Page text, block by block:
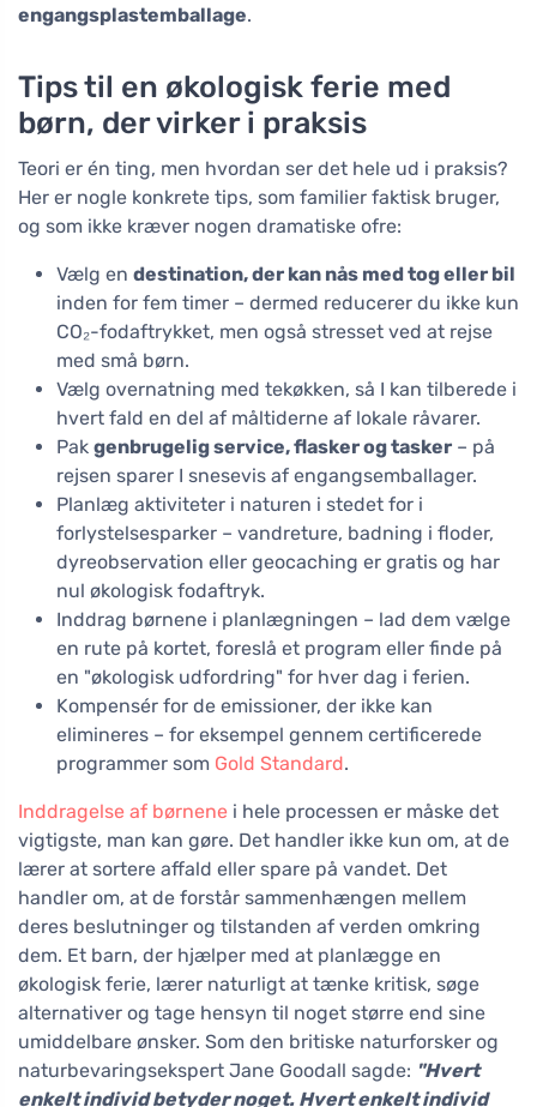
engangsplastemballage.
Tips til en økologisk ferie med
børn, der virker i praksis
Teori er én ting, men hvordan ser det hele ud i praksis?
Her er nogle konkrete tips, som familier faktisk bruger,
og som ikke kræver nogen dramatiske ofre:
Vælg en destination, der kan nås med tog eller bil
inden for fem timer – dermed reducerer du ikke kun
CO₂-fodaftrykket, men også stresset ved at rejse
med små børn.
Vælg overnatning med tekøkken, så I kan tilberede i
hvert fald en del af måltiderne af lokale råvarer.
Pak genbrugelig service, flasker og tasker – på
rejsen sparer I snesevis af engangsemballager.
Planlæg aktiviteter i naturen i stedet for i
forlystelsesparker – vandreture, badning i floder,
dyreobservation eller geocaching er gratis og har
nul økologisk fodaftryk.
Inddrag børnene i planlægningen – lad dem vælge
en rute på kortet, foreslå et program eller finde på
en "økologisk udfordring" for hver dag i ferien.
Kompensér for de emissioner, der ikke kan
elimineres – for eksempel gennem certificerede
programmer som Gold Standard.
Inddragelse af børnene i hele processen er måske det
vigtigste, man kan gøre. Det handler ikke kun om, at de
lærer at sortere affald eller spare på vandet. Det
handler om, at de forstår sammenhængen mellem
deres beslutninger og tilstanden af verden omkring
dem. Et barn, der hjælper med at planlægge en
økologisk ferie, lærer naturligt at tænke kritisk, søge
alternativer og tage hensyn til noget større end sine
umiddelbare ønsker. Som den britiske naturforsker og
naturbevaringsekspert Jane Goodall sagde: "Hvert
enkelt individ betyder noget. Hvert enkelt individ